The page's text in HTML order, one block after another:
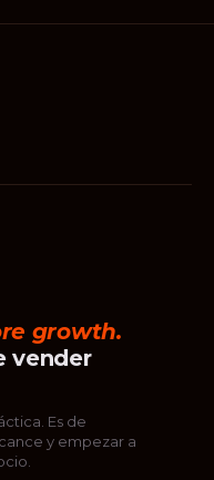
growth.
vender
Es de
y empezar a